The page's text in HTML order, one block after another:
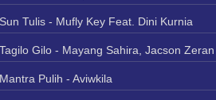
Tulis - Mufly Key Feat. Dini Kurnia
Gilo - Mayang Sahira, Jacson Zeran
Pulih - Aviwkila